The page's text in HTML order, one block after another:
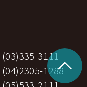
3111
(04)2305-1288^